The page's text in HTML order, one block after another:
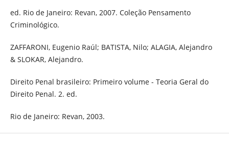
ed. Rio de Janeiro: Revan, 2007. Coleção Pensamento
Criminológico.
ZAFFARONI, Eugenio Raúl; BATISTA, Nilo; ALAGIA, Alejandro
& SLOKAR, Alejandro.
Direito Penal brasileiro: Primeiro volume - Teoria Geral do
Direito Penal. 2. ed.
Rio de Janeiro: Revan, 2003.